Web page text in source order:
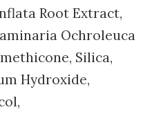
Root Extract,
Ochroleuca
Silica,
Hydroxide,